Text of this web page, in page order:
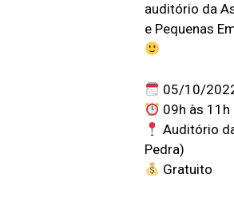
auditório da
e Pequenas
05/10/
09h às 11h
Auditório
Pedra)
Gratuito